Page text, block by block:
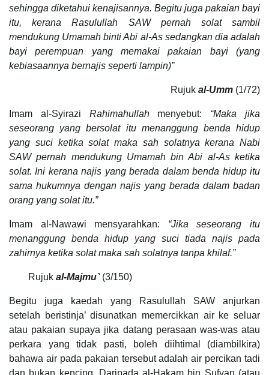
sehingga diketahui kenajisannya. Begitu juga pakaian bayi
itu, kerana Rasulullah SAW pernah solat sambil
mendukung Umamah binti Abi al-As sedangkan dia adalah
bayi perempuan yang memakai pakaian bayi (yang
kebiasaannya bernajis seperti lampin)”
Rujuk al-Umm (1/72)
Imam al-Syirazi Rahimahullahmenyebut: “Maka jika
seseorang yang bersolat itu menanggung benda hidup
yang suci ketika solat maka sah solatnya kerana Nabi
SAW pernah mendukung Umamah bin Abi al-As ketika
solat. Ini kerana najis yang berada dalam benda hidup itu
sama hukumnya dengan najis yang berada dalam badan
orang yang solat itu.”
Imam al-Nawawi mensyarahkan: “Jika seseorang itu
menanggung benda hidup yang suci tiada najis pada
zahirnya ketika solat maka sah solatnya tanpa khilaf.”
Rujuk al-Majmu`(3/150)
Begitu juga kaedah yang Rasulullah SAW anjurkan
setelah beristinja’ disunatkan memercikkan air ke seluar
atau pakaian supaya jika datang perasaan was-was atau
perkara yang tidak pasti, boleh diihtimal (diambilkira)
bahawa air pada pakaian tersebut adalah air percikan tadi